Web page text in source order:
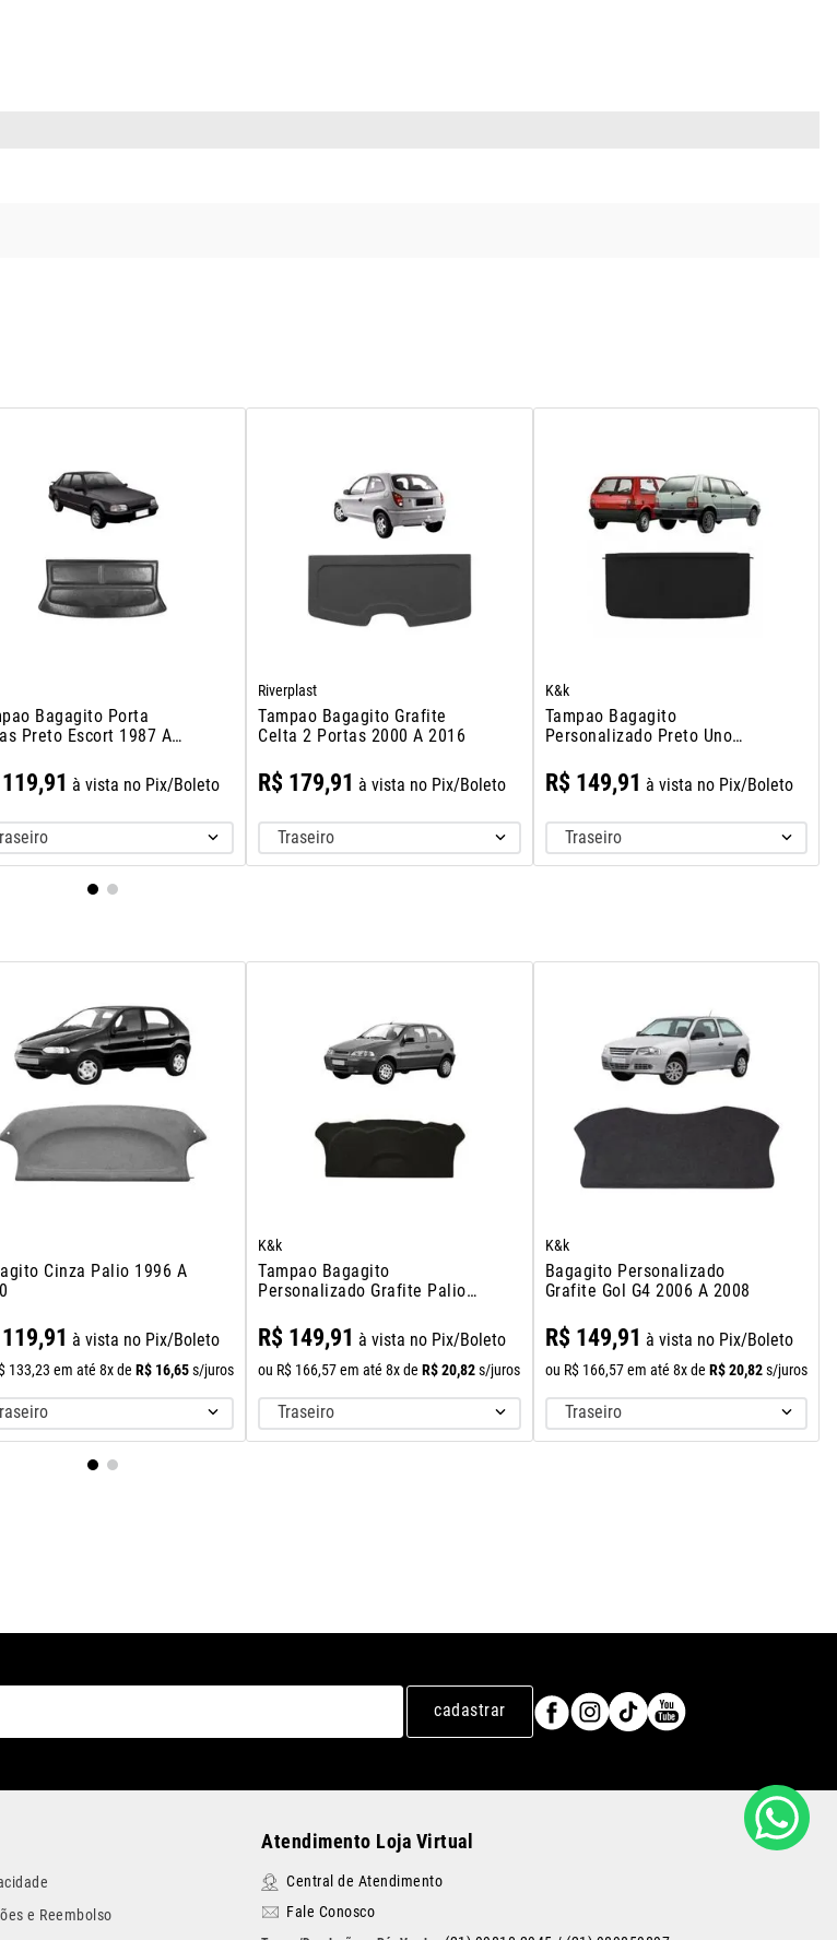
Bagagito Porta
Preto Escort 1987 A
119,91 à vista no Pix/Boleto
Riverplast
Tampao Bagagito Grafite
Celta 2 Portas 2000 A 2016
R$ 179,91 à vista no Pix/Boleto
Traseiro
K&k
Tampao Bagagito
Personalizado Preto Uno
R$ 149,91 à vista no Pix/Boleto
Traseiro
Cinza Palio 1996 A
119,91 à vista no Pix/Boleto
133,23 em até 8x de R$ 16,65 s/juros
K&k
Tampao Bagagito
Personalizado Grafite Palio
R$ 149,91 à vista no Pix/Boleto
ou R$ 166,57em até 8x de R$20,82s/juros
Traseiro
K&k
Bagagito Personalizado
Grafite Gol G4 2006 A 2008
R$ 149,91 à vista no Pix/Boleto
ou R$ 166,57 em até 8x de R$ 20,82 s/juros
Traseiro
cadastrar
e Reembolso
Atendimento Loja Virtual
Central de Atendimento
Fale Conosco